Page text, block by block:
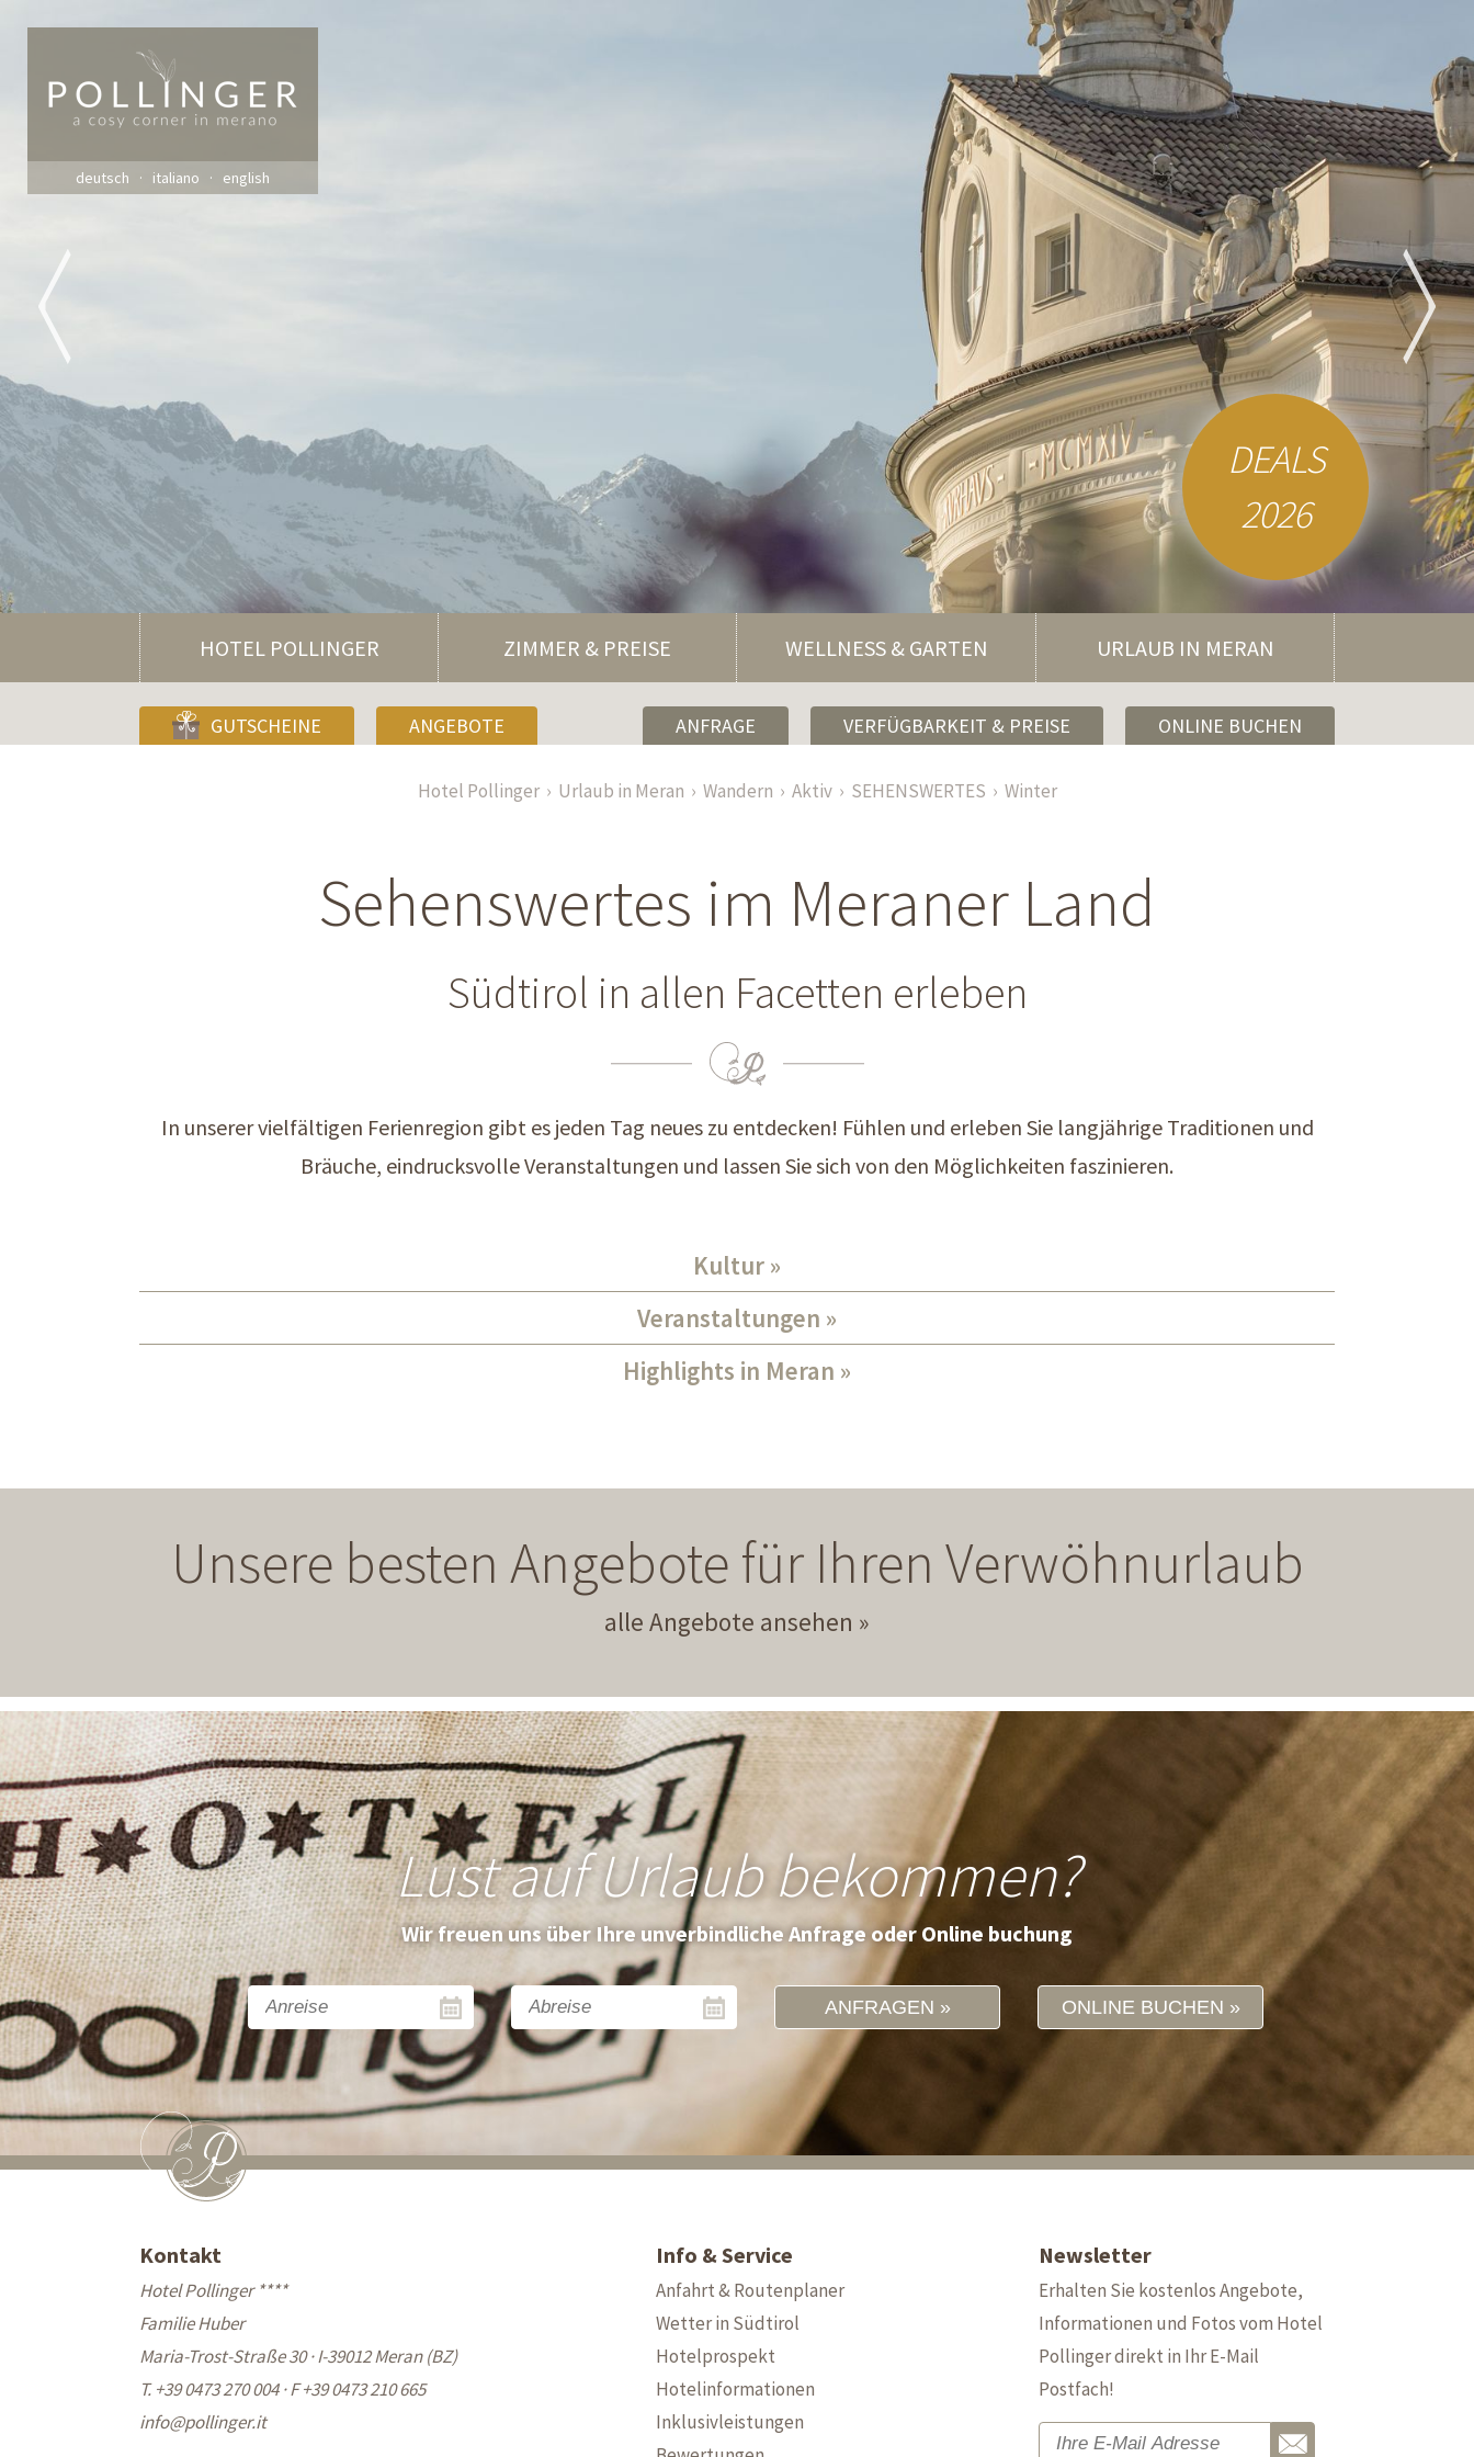
deutsch italiano english
DEALS
2026
HOTEL POLLINGER ZIMMER & PREISE WELLNESS & GARTEN URLAUB IN MERAN
GUTSCHEINE ANGEBOTE ONLINE BUCHEN
VERFÜGBARKEIT & PREISE
ANFRAGE
Hotel Pollinger Urlaub in Meran Wandern Aktiv SEHENSWERTES Winter
Sehenswertes im Meraner Land
Südtirol in allen Facetten erleben
In unserer vielfältigen Ferienregion gibt es jeden Tag neues zu entdecken! Fühlen und erleben Sie langjährige Traditionen und
Bräuche, eindrucksvolle Veranstaltungen und lassen Sie sich von den Möglichkeiten faszinieren.
Kultur
Veranstaltungen
Highlights in Meran
Unsere besten Angebote für Ihren Verwöhnurlaub
alle Angebote ansehen
Lust auf Urlaub bekommen?
Wir freuen uns über Ihre unverbindliche Anfrage oder Online buchung
ANFRAGEN ONLINE BUCHEN
Kontakt
Hotel Pollinger ****
Familie Huber
Maria-Trost-Straße 30 · I-39012 Meran (BZ)
T. +39 0473 270 004·F +39 0473 210 665
info@pollinger.it
Info & Service
Anfahrt & Routenplaner
Wetter in Südtirol
Hotelprospekt
Hotelinformationen
Inklusivleistungen
Newsletter
Erhalten Sie kostenlos Angebote,
Informationen und Fotos vom Hotel
Pollinger direkt in Ihr E-Mail
Postfach!